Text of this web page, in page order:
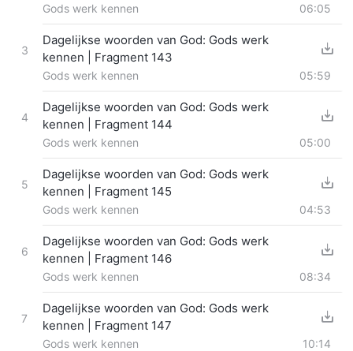
Gods werk kennen 06:05
3
Dagelijkse woorden van God: Gods werk
kennen | Fragment 143
Gods werk kennen 05:59
4
Dagelijkse woorden van God: Gods werk
kennen | Fragment 144
Gods werk kennen 05:00
5
Dagelijkse woorden van God: Gods werk
kennen | Fragment 145
Gods werk kennen 04:53
6
Dagelijkse woorden van God: Gods werk
kennen | Fragment 146
Gods werk kennen 08:34
7
Dagelijkse woorden van God: Gods werk
kennen | Fragment 147
Gods werk kennen 10:14